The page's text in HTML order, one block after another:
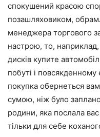
спокушений красою
позашляховиком,
менеджера торгового
настрою, то, наприклад,
дисків купите
побуті і повсякденному
покупка обернеться
сумою, ніж було
родини, яка послала
тільки для себе